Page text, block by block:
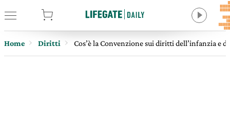
Home Diritti Cos’è la Convenzione sui diritti dell’infanzia e